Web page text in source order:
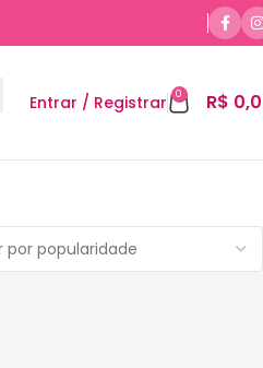
Entrar / Registrar 0 R$